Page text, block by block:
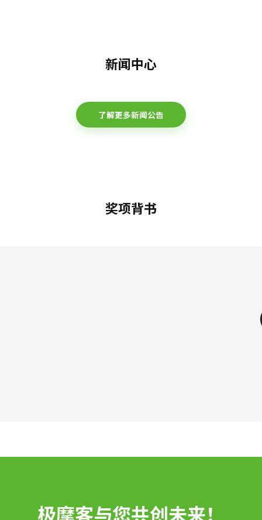
新闻中心
了解更多新闻公告
奖项背书
极摩客与您共创未来！